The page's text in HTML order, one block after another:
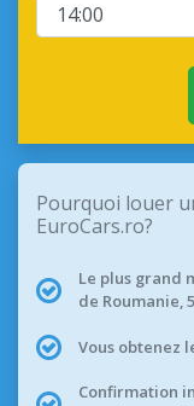
Pourquoi louer
EuroCars.ro?
Le plus grand
de Roumanie,
Vous obtenez
Confirmation